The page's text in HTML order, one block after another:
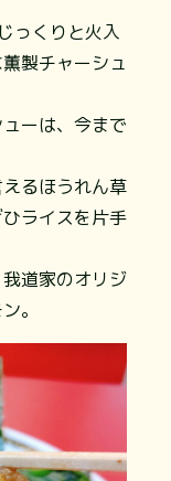
っくりと火入
製チャーシュ
ーは、今まで
るほうれん草
ライスを片手
道家のオリジ
。